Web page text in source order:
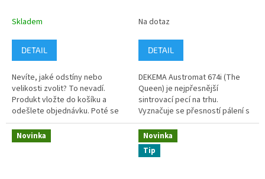
Skladem
DETAIL
Nevíte, jaké odstíny nebo
velikosti zvolit? To nevadí.
Produkt vložte do košíku a
odešlete objednávku. Poté se
Vám osobně ozveme, společně
vybereme vhodné odstíny GC
LiSi Block...
Na dotaz
DETAIL
DEKEMA Austromat 674i (The
Queen) je nejpřesnější
sintrovací pecí na trhu.
Vyznačuje se přesností pálení s
maximální odchilkou pod 1°C při
1.500°C.
Novinka
Novinka
Tip